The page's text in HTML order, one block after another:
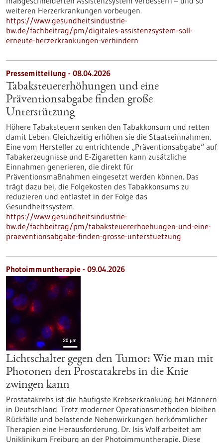
weiteren Herzerkrankungen vorbeugen.
https://www.gesundheitsindustrie-
bw.de/fachbeitrag/pm/digitales-assistenzsystem-soll-
erneute-herzerkrankungen-verhindern
Pressemitteilung - 08.04.2026
Tabaksteuererhöhungen und eine
Präventionsabgabe finden große
Unterstützung
Höhere Tabaksteuern senken den Tabakkonsum und retten
damit Leben. Gleichzeitig erhöhen sie die Staatseinnahmen.
Eine vom Hersteller zu entrichtende „Präventionsabgabe“ auf
Tabakerzeugnisse und E-Zigaretten kann zusätzliche
Einnahmen generieren, die direkt für
Präventionsmaßnahmen eingesetzt werden können. Das
trägt dazu bei, die Folgekosten des Tabakkonsums zu
reduzieren und entlastet in der Folge das
Gesundheitssystem.
https://www.gesundheitsindustrie-
bw.de/fachbeitrag/pm/tabaksteuererhoehungen-und-eine-
praeventionsabgabe-finden-grosse-unterstuetzung
Photoimmuntherapie - 09.04.2026
Lichtschalter gegen den Tumor: Wie man mit
Photonen den Prostatakrebs in die Knie
zwingen kann
Prostatakrebs ist die häufigste Krebserkrankung bei Männern
in Deutschland. Trotz moderner Operationsmethoden bleiben
Rückfälle und belastende Nebenwirkungen herkömmlicher
Therapien eine Herausforderung. Dr. Isis Wolf arbeitet am
Uniklinikum Freiburg an der Photoimmuntherapie. Diese